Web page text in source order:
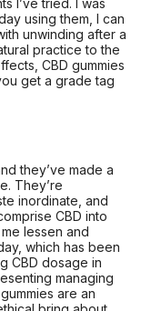
using them, I can
unwinding after a
practice to the
CBD gummies
get a grade tag
they’ve made a
They’re
inordinate, and
CBD into
lessen and
which has been
CBD dosage in
managing
are an